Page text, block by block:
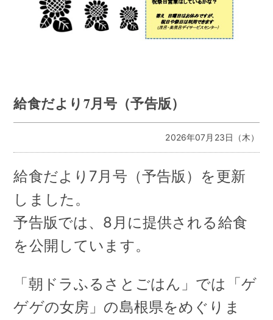
給食だより7月号（予告版）
2026年07月23日（木）
給食だより7月号（予告版）を更新
しました。
予告版では、8月に提供される給食
を公開しています。
「朝ドラふるさとごはん」では「ゲ
ゲゲの女房」の島根県をめぐりま